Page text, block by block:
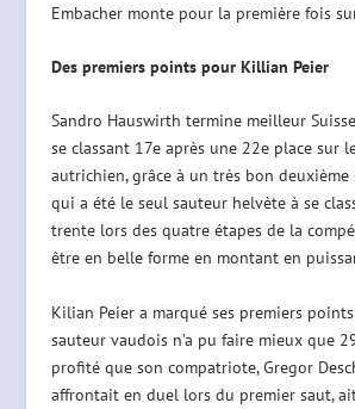
Embacher monte pour la première fois
Des premiers points pour Killian Peier
Sandro Hauswirth termine meilleur
se classant 17e après une 22e place sur
autrichien, grâce à un très bon deuxième
qui a été le seul sauteur helvète à se
trente lors des quatre étapes de la
être en belle forme en montant en
Kilian Peier a marqué ses premiers points
sauteur vaudois n’a pu faire mieux que
profité que son compatriote, Gregor
affrontait en duel lors du premier saut,